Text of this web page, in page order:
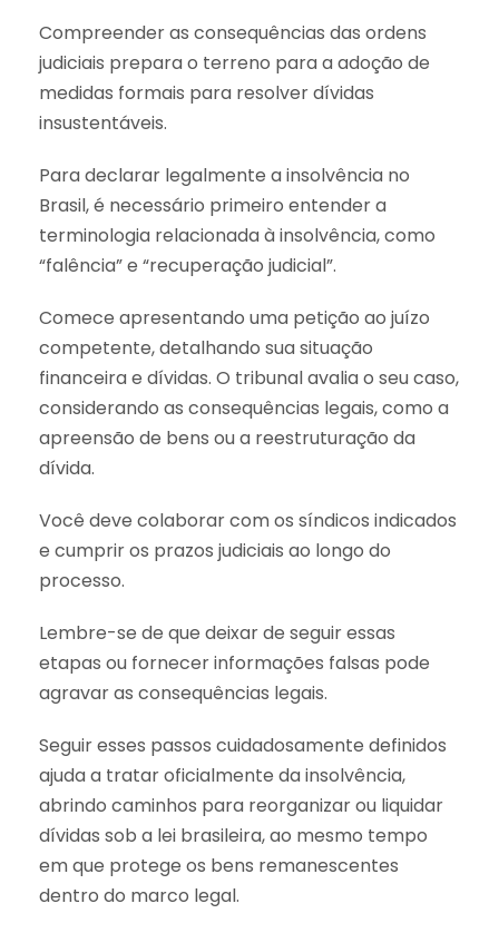
Compreender as consequências das ordens
judiciais prepara o terreno para a adoção de
medidas formais para resolver dívidas
insustentáveis.
Para declarar legalmente a insolvência no
Brasil, é necessário primeiro entender a
terminologia relacionada à insolvência, como
“falência” e “recuperação judicial”.
Comece apresentando uma petição ao juízo
competente, detalhando sua situação
financeira e dívidas. O tribunal avalia o seu caso,
considerando as consequências legais, como a
apreensão de bens ou a reestruturação da
dívida.
Você deve colaborar com os síndicos indicados
e cumprir os prazos judiciais ao longo do
processo.
Lembre-se de que deixar de seguir essas
etapas ou fornecer informações falsas pode
agravar as consequências legais.
Seguir esses passos cuidadosamente definidos
ajuda a tratar oficialmente da insolvência,
abrindo caminhos para reorganizar ou liquidar
dívidas sob a lei brasileira, ao mesmo tempo
em que protege os bens remanescentes
dentro do marco legal.